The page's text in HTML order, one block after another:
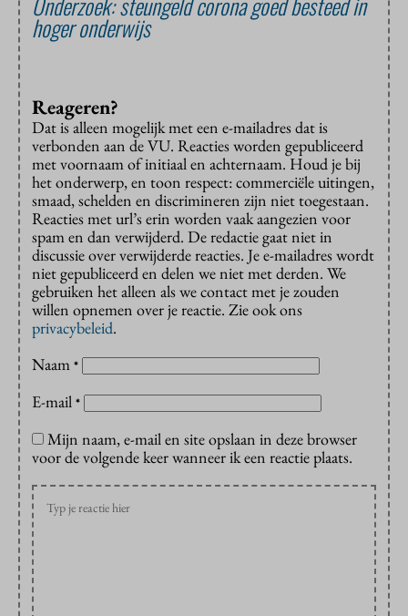
hoger onderwijs
Reageren?
Dat is alleen mogelijk met een e-mailadres dat is
verbonden aan de VU. Reacties worden gepubliceerd
met voornaam of initiaal en achternaam. Houd je bij
het onderwerp, en toon respect: commerciële uitingen,
smaad, schelden en discrimineren zijn niet toegestaan.
Reacties met url’s erin worden vaak aangezien voor
spam en dan verwijderd. De redactie gaat niet in
discussie over verwijderde reacties. Je e-mailadres wordt
niet gepubliceerd en delen we niet met derden. We
gebruiken het alleen als we contact met je zouden
willen opnemen over je reactie. Zie ook ons
privacybeleid.
Naam *
E-mail *
Mijn naam, e-mail en site opslaan in deze browser
voor de volgende keer wanneer ik een reactie plaats.